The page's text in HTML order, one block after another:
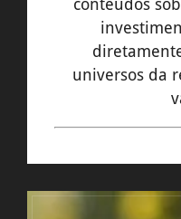
conteúdos
universos da